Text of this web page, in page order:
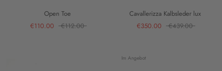
Open Toe
€110.00
€112.00
Cavallerizza Kalbsleder lux
€350.00
€439.00
Im Angebot